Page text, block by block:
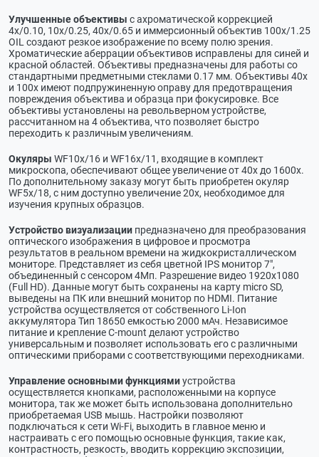
Улучшенные объективы с ахроматической коррекцией
4x/0.10, 10x/0.25, 40x/0.65 и иммерсионный объектив 100x/1.25
OIL создают резкое изображение по всему полю зрения.
Хроматические аберрации объективов исправлены для синей и
красной областей. Объективы предназначены для работы со
стандартными предметными стеклами 0.17 мм. Объективы 40х
и 100х имеют подпружиненную оправу для предотвращения
повреждения объектива и образца при фокусировке. Все
объективы установлены на револьверном устройстве,
рассчитанном на 4 объектива, что позволяет быстро
переходить к различным увеличениям.
Окуляры WF10х/16 и WF16х/11, входящие в комплект
микроскопа, обеспечивают общее увеличение от 40х до 1600х.
По дополнительному заказу могут быть приобретен окуляр
WF5х/18, с ним доступно увеличение 20х, необходимое для
изучения крупных образцов.
Устройство визуализации предназначено для преобразования
оптического изображения в цифровое и просмотра
результатов в реальном времени на жидкокристаллическом
мониторе. Представляет из себя цветной IPS монитор 7",
объединенный с сенсором 4Мп. Разрешение видео 1920x1080
(Full HD). Данные могут быть сохранены на карту micro SD,
выведены на ПК или внешний монитор по HDMI. Питание
устройства осуществляется от собственного Li-Ion
аккумулятора Тип 18650 емкостью 2000 мАч. Независимое
питание и крепление C-mount делают устройство
универсальным и позволяет использовать его с различными
оптическими приборами с соответствующими переходниками.
Управление основными функциямиустройства
осуществляется кнопками, расположенными на корпусе
монитора, так же может быть использована дополнительно
приобретаемая USB мышь. Настройки позволяют
подключаться к сети Wi-Fi, выходить в главное меню и
настраивать с его помощью основные функция, такие как,
контрастность, резкость, вводить коррекцию экспозиции,